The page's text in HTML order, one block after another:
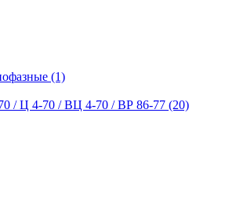
(1)
/ Ц 4-70 / ВЦ 4-70 / ВР 86-77 (20)